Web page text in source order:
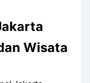
Wisata